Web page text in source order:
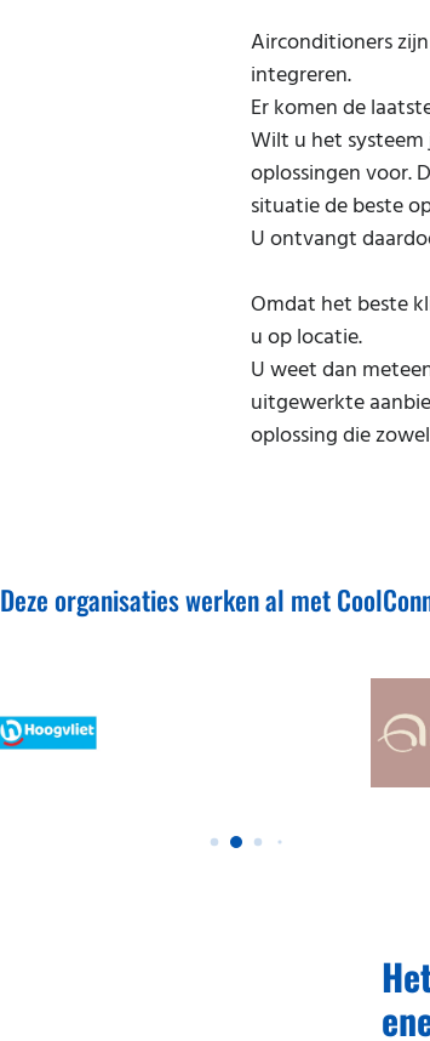
Airconditioners
integreren.
Er komen de
Wilt u het
oplossingen voor.
situatie de beste
U ontvangt
Omdat het beste
u op locatie.
U weet dan
uitgewerkte
oplossing die
Deze organisaties werken al met